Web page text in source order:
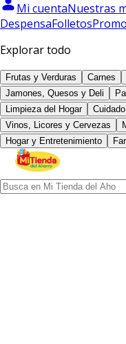
Mi cuentaNuestras
DespensaFolletos
Explorar todo
Frutas y Verduras Carnes
Jamones, Quesos y Deli
Limpieza del Hogar
Vinos, Licores y Cervezas
Hogar y Entretenimiento